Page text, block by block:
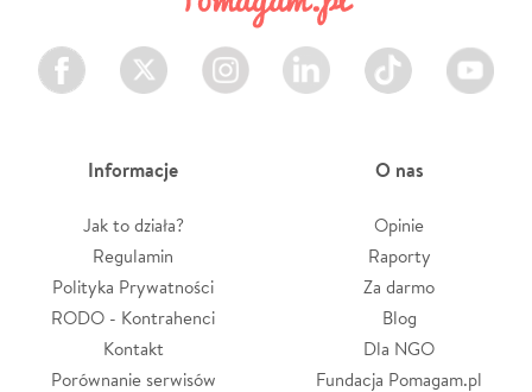
Facebook Twitter Instagram LinkedIn TikTok Youtube
Informacje
Jak to działa?
Regulamin
Polityka Prywatności
RODO - Kontrahenci
Kontakt
Porównanie serwisów
O nas
Opinie
Raporty
Za darmo
Blog
Dla NGO
Fundacja Pomagam.pl